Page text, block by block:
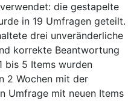
die gestapelte
in 19 Umfragen geteilt.
drei unveränderliche
korrekte Beantwortung
bis 5 Items wurden
2 Wochen mit der
Umfrage mit neuen Items